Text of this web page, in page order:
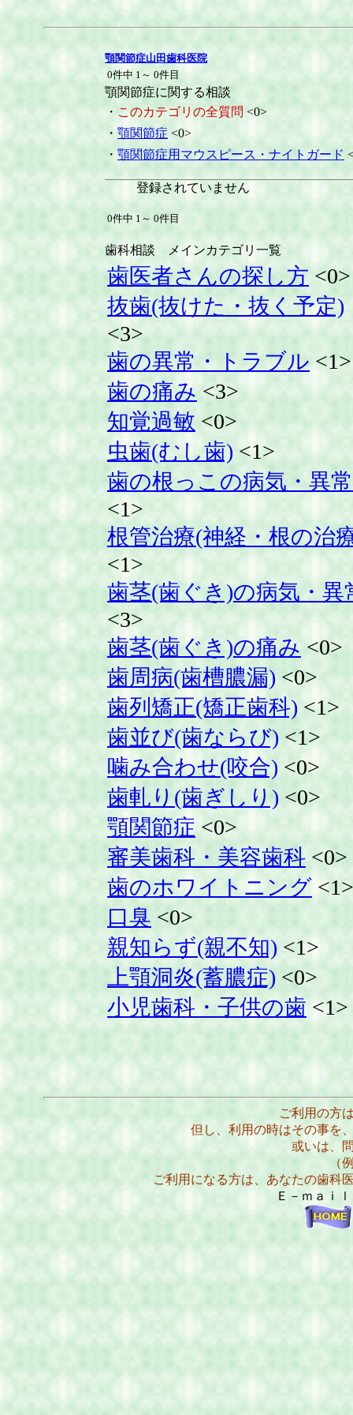
顎関節症山田歯科医院
0件中 1～ 0件目
顎関節症に関する相談
・ このカテゴリの全質問 <0>
・ 顎関節症 <0>
・ 顎関節症用マウスピース・ナイトガード
登録されていません
0件中 1～ 0件目
歯科相談 メインカテゴリ一覧
歯医者さんの探し方 <0>
抜歯(抜けた・抜く予定)
<3>
歯の異常・トラブル <1>
歯の痛み <3>
知覚過敏 <0>
虫歯(むし歯) <1>
歯の根っこの病気・異常
<1>
根管治療(神経・根の治
<1>
歯茎(歯ぐき)の病気・異
<3>
歯茎(歯ぐき)の痛み <0>
歯周病(歯槽膿漏) <0>
歯列矯正(矯正歯科) <1>
歯並び(歯ならび) <1>
噛み合わせ(咬合) <0>
歯軋り(歯ぎしり) <0>
顎関節症<0>
審美歯科・美容歯科 <0>
歯のホワイトニング <1>
口臭 <0>
親知らず(親不知) <1>
上顎洞炎(蓄膿症) <0>
小児歯科・子供の歯 <1>
ご利用の方
但し、利用の時はその事を
或いは、
（
ご利用になる方は、あなたの歯科
Ｅ－ｍａｉ